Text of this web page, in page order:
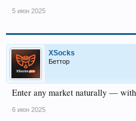
5 июн 2025
XSocks
Беттор
Enter any market naturally —
6 июн 2025